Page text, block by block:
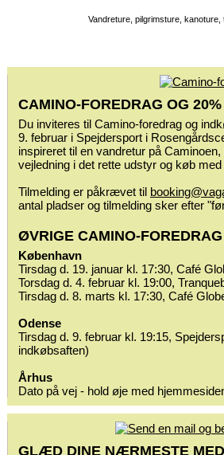
Vandreture, pilgrimsture,
CAMINO-FOREDRAG OG
Du inviteres til Camino-foredrag og
9. februar i Spejdersport i
inspireret til en vandretur på
vejledning i det rette udstyr og køb med
Tilmelding er påkrævet til
antal pladser og tilmelding sker efter
ØVRIGE CAMINO-FOREDRAG
København
Tirsdag d. 19. januar kl. 17:30, Café
Torsdag d. 4. februar kl. 19:00,
Tirsdag d. 8. marts kl. 17:30, Café
Odense
Tirsdag d. 9. februar kl. 19:15,
indkøbsaften)
Århus
Dato på vej - hold øje med
GLÆD DINE NÆRMESTE